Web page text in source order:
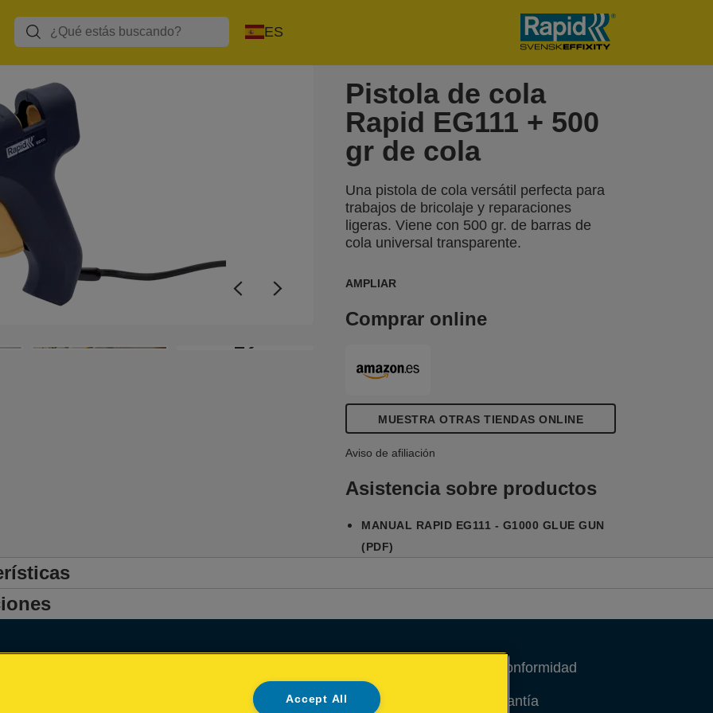
ES
+2
Pistola de cola
Rapid EG111 + 500
gr de cola
Una pistola de cola versátil perfecta para
trabajos de bricolaje y reparaciones
ligeras. Viene con 500 gr. de barras de
cola universal transparente.
AMPLIAR
Comprar online
MUESTRA OTRAS TIENDAS ONLINE
Aviso de afiliación
Asistencia sobre productos
MANUAL RAPID EG111 - G1000 GLUE GUN
(PDF)
Política de privacidad
Declaraciones de conformidad
Condiciones de garantía
Accept All